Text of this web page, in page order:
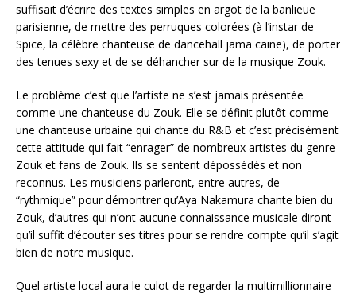
suffisait d’écrire des textes simples en argot de la banlieue
parisienne, de mettre des perruques colorées (à l’instar de
Spice, la célèbre chanteuse de dancehall jamaïcaine), de porter
des tenues sexy et de se déhancher sur de la musique Zouk.
Le problème c’est que l’artiste ne s’est jamais présentée
comme une chanteuse du Zouk. Elle se définit plutôt comme
une chanteuse urbaine qui chante du R&B et c’est précisément
cette attitude qui fait “enrager” de nombreux artistes du genre
Zouk et fans de Zouk. Ils se sentent dépossédés et non
reconnus. Les musiciens parleront, entre autres, de
“rythmique” pour démontrer qu’Aya Nakamura chante bien du
Zouk, d’autres qui n’ont aucune connaissance musicale diront
qu’il suffit d’écouter ses titres pour se rendre compte qu’il s’agit
bien de notre musique.
Quel artiste local aura le culot de regarder la multimillionnaire